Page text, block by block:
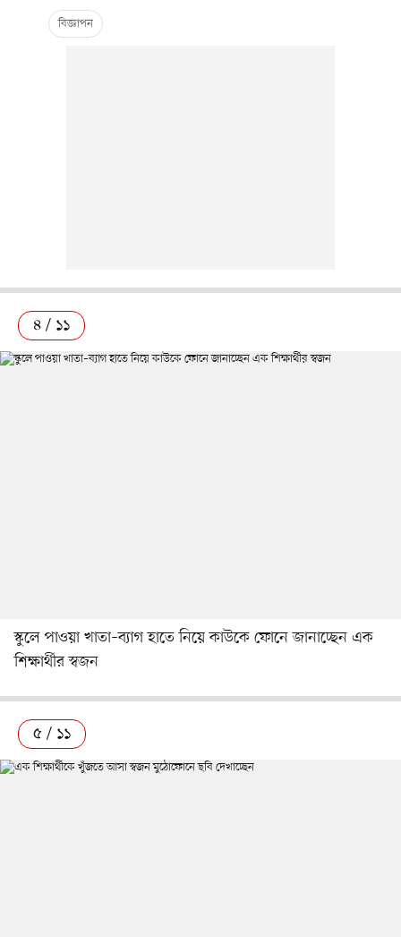
৪ / ১১
স্কুলে পাওয়া খাতা–ব্যাগ হাতে নিয়ে কাউকে ফোনে জানাচ্ছেন এক
শিক্ষার্থীর স্বজন
৫ / ১১